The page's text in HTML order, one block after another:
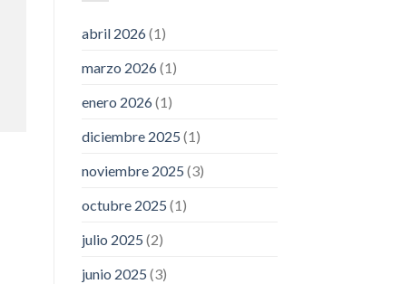
abril 2026(1)
marzo 2026(1)
enero 2026(1)
diciembre 2025 (1)
noviembre 2025 (3)
octubre 2025 (1)
julio 2025 (2)
junio 2025 (3)